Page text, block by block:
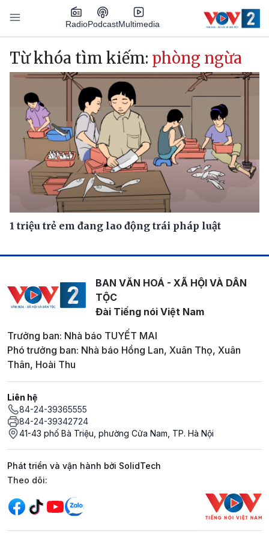
Nhảy đến nội dung
RadioPodcastMultimedia
Main navigation
Từ khóa tìm kiếm: phòng ngừa
1 triệu trẻ em đang lao động trái pháp luật
BAN VĂN HOÁ - XÃ HỘI VÀ DÂN
TỘC
Đài Tiếng nói Việt Nam
Trưởng ban: Nhà báo TUYẾT MAI
Phó trưởng ban: Nhà báo Hồng Lan, Xuân Thọ, Xuân
Thân, Hoài Thu
Liên hệ
84-24-39365555
84-24-39342724
41-43 phố Bà Triệu, phường Cửa Nam, TP. Hà Nội
Phát triển và vận hành bởi SolidTech
Mạng xã hội
Theo dõi: